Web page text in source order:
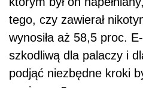
tego, czy zawierał
wynosiła aż 58,5 proc.
szkodliwą dla palaczy i
podjąć niezbędne kroki